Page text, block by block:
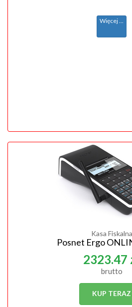
Więcej ...
Kasa Fiskalna
Posnet Ergo
2323.47
brutto
KUP TERAZ